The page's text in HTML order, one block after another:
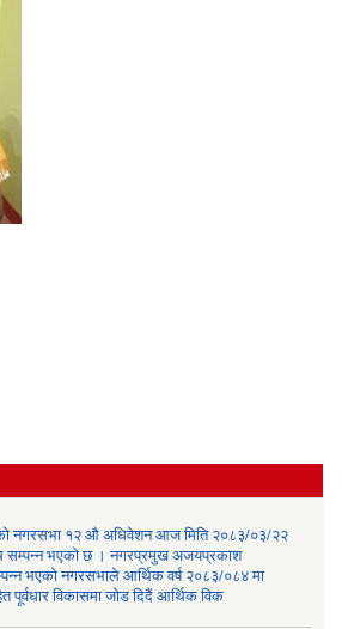
नगरसभा १२ औ अधिवेशन आज मिति २०८३/०३/२२
सम्पन्न भएको छ । नगरप्रमुख अजयप्रकाश
भएको नगरसभाले आर्थिक वर्ष २०८३/०८४ मा
पूर्वधार विकासमा जोड दिदैं आर्थिक विक